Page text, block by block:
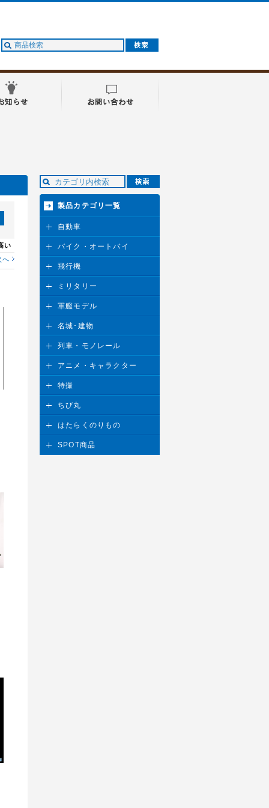
い
へ
製品カテゴリ一覧
自動車
バイク・オートバイ
飛行機
ミリタリー
軍艦モデル
名城･建物
列車・モノレール
アニメ・キャラクター
特撮
ちび丸
はたらくのりもの
SPOT商品